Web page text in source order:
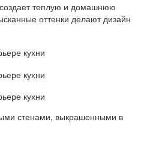
теплую и домашнюю
оттенки делают дизайн
стенами, выкрашенными в